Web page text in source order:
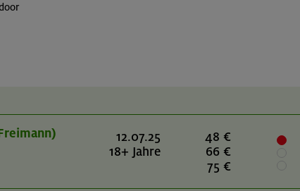
12.07.25
18+ Jahre
48 €
66 €
75 €